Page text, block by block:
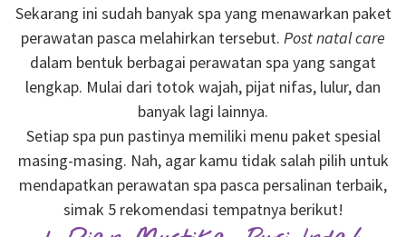
Sekarang ini sudah banyak spa yang menawarkan paket
perawatan pasca melahirkan tersebut. Post natal care
dalam bentuk berbagai perawatan spa yang sangat
lengkap. Mulai dari totok wajah, pijat nifas, lulur, dan
banyak lagi lainnya.
Setiap spa pun pastinya memiliki menu paket spesial
masing-masing. Nah, agar kamu tidak salah pilih untuk
mendapatkan perawatan spa pasca persalinan terbaik,
simak 5 rekomendasi tempatnya berikut!